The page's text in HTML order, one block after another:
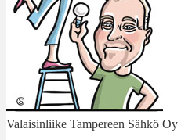
Valaisinliike Tampereen Sähkö Oy